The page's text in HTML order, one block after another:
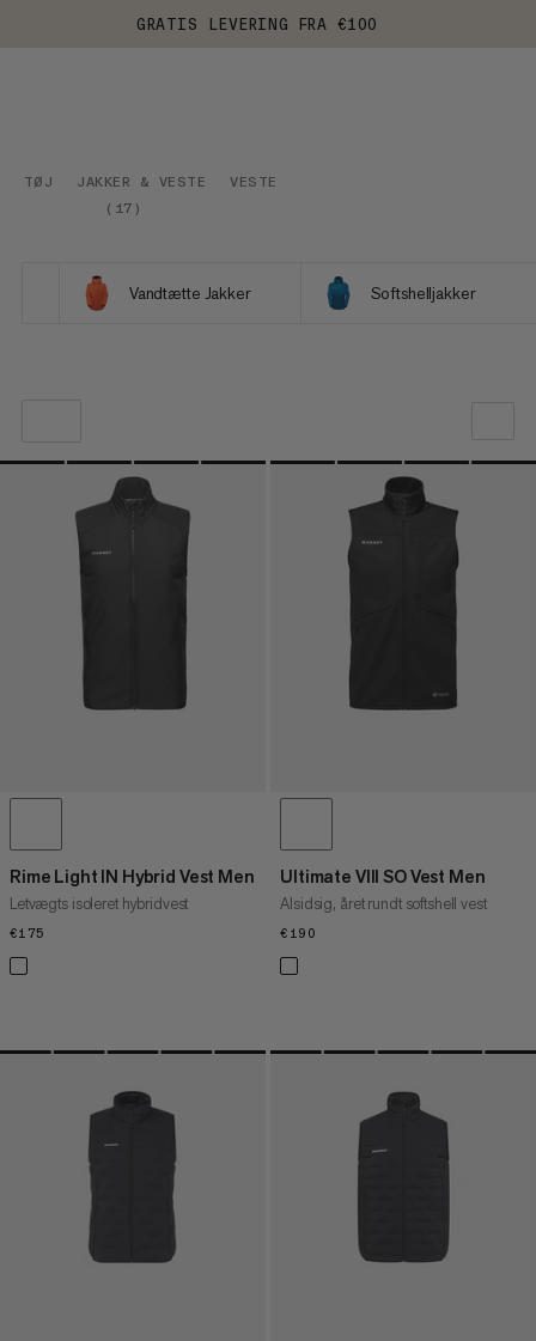
GRATIS LEVERING FRA €100
TØJ JAKKER & VESTE
VESTE
( 17 )
Vandtætte Jakker Softshelljakker
VORES ANBEFALING
PRIS LAV TIL HØJ
PRIS HØJ TIL LAV
Rime Light IN Hybrid Vest Men
Letvægts isoleret hybridvest
€175
Ultimate VIII SO Vest Men
Alsidsig, året rundt softshell vest
€190